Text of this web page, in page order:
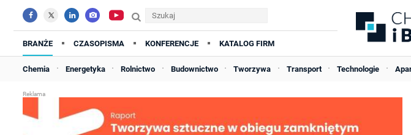
BRANŻE CZASOPISMA KONFERENCJE KATALOG FIRM
Chemia Energetyka Rolnictwo Budownictwo Tworzywa Transport Technologie